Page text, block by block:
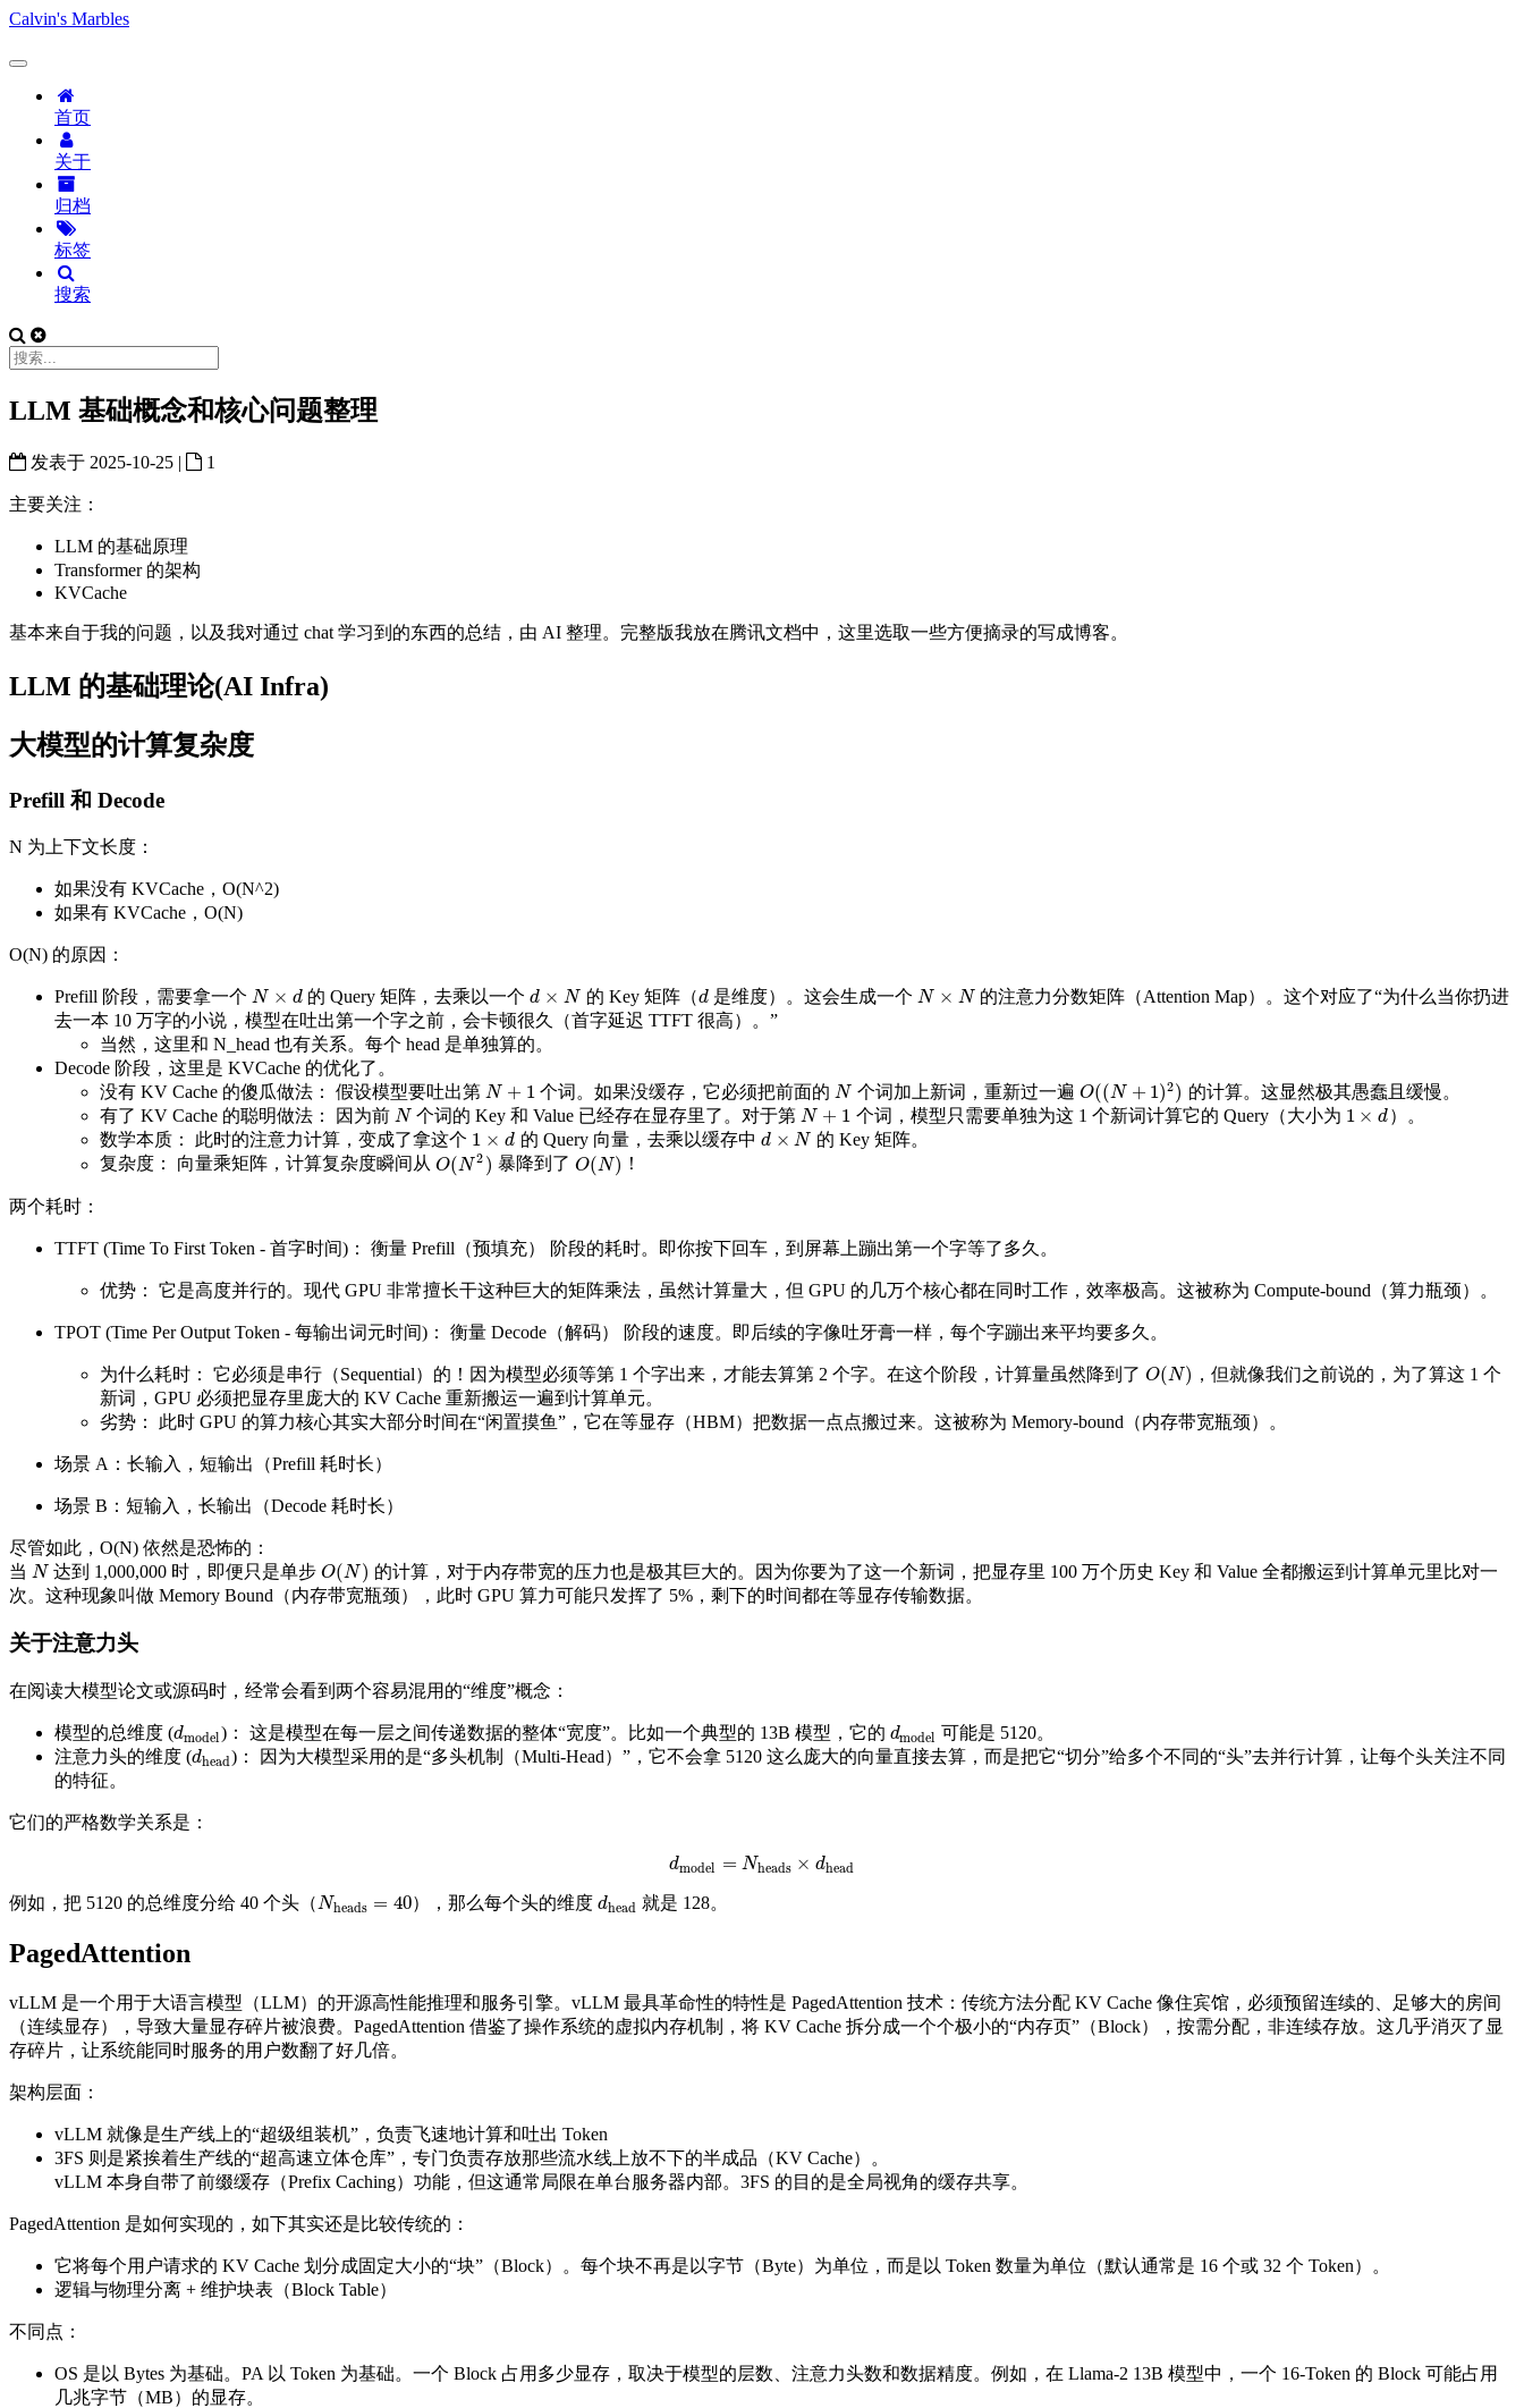
Calvin's Marbles
首页
关于
归档
标签
搜索
LLM 基础概念和核心问题整理
发表于 2025-10-25 | 1
主要关注：
LLM 的基础原理
Transformer 的架构
KVCache
基本来自于我的问题，以及我对通过 chat 学习到的东西的总结，由 AI 整理。完整版我放在腾讯文档中，这里选取一些方便摘录的写成博客。
LLM 的基础理论(AI Infra)
大模型的计算复杂度
Prefill 和 Decode
N 为上下文长度：
如果没有 KVCache，O(N^2)
如果有 KVCache，O(N)
O(N) 的原因：
Prefill 阶段，需要拿一个 N × d
N× d 的 Query 矩阵，去乘以一个d × N
d×N 的 Key 矩阵（d
d 是维度）。这会生成一个 N × N
N×N
的注意力分数矩阵（Attention Map）。这个对应了“为什么当你扔进
去一本 10 万字的小说，模型在吐出第一个字之前，会卡顿很久（首字延迟 TTFT 很高）。”
当然，这里和 N_head 也有关系。每个 head 是单独算的。
Decode 阶段，这里是 KVCache 的优化了。
没有 KV Cache 的傻瓜做法： 假设模型要吐出第 N + 1
N+1 个词。如果没缓存，它必须把前面的 N
N 个词加上新词，重新过一遍 O((N + 1)2)
O((N+ 1)2)
的计算。这显然极其愚蠢且缓慢。
有了 KV Cache 的聪明做法： 因为前 N
N 个词的 Key 和 Value 已经存在显存里了。对于第 N + 1
N+1 个词，模型只需要单独为这 1 个新词计算它的 Query（大小为 1 × d
1×d
）。
数学本质： 此时的注意力计算，变成了拿这个 1 × d
1 ×d 的 Query 向量，去乘以缓存中 d × N
d×N
的 Key 矩阵。
复杂度： 向量乘矩阵，计算复杂度瞬间从 O(N2 )
O(N2) 暴降到了 O(N)
O(N) ！
两个耗时：
TTFT (Time To First Token - 首字时间)： 衡量 Prefill（预填充） 阶段的耗时。即你按下回车，到屏幕上蹦出第一个字等了多久。
优势： 它是高度并行的。现代 GPU 非常擅长干这种巨大的矩阵乘法，虽然计算量大，但 GPU 的几万个核心都在同时工作，效率极高。这被称为 Compute-bound（算力瓶颈）。
TPOT (Time Per Output Token - 每输出词元时间)： 衡量 Decode（解码） 阶段的速度。即后续的字像吐牙膏一样，每个字蹦出来平均要多久。
为什么耗时： 它必须是串行（Sequential）的！因为模型必须等第 1 个字出来，才能去算第 2 个字。在这个阶段，计算量虽然降到了 O(N)
O(N)
，但就像我们之前说的，为了算这 1 个
新词，GPU 必须把显存里庞大的 KV Cache 重新搬运一遍到计算单元。
劣势： 此时 GPU 的算力核心其实大部分时间在“闲置摸鱼”，它在等显存（HBM）把数据一点点搬过来。这被称为 Memory-bound（内存带宽瓶颈）。
场景 A：长输入，短输出（Prefill 耗时长）
场景 B：短输入，长输出（Decode 耗时长）
尽管如此，O(N) 依然是恐怖的：
当 N
N 达到 1,000,000 时，即便只是单步O(N)
O(N)
的计算，对于内存带宽的压力也是极其巨大的。因为你要为了这一个新词，把显存里 100 万个历史 Key 和 Value 全都搬运到计算单元里比对一
次。这种现象叫做 Memory Bound（内存带宽瓶颈），此时 GPU 算力可能只发挥了 5%，剩下的时间都在等显存传输数据。
关于注意力头
在阅读大模型论文或源码时，经常会看到两个容易混用的“维度”概念：
模型的总维度 (dmodel
dmodel)： 这是模型在每一层之间传递数据的整体“宽度”。比如一个典型的 13B 模型，它的 dmodel
dmodel 可能是 5120。
注意力头的维度 (dhead
dhead)： 因为大模型采用的是“多头机制（Multi-Head）”，它不会拿 5120 这么庞大的向量直接去算，而是把它“切分”给多个不同的“头”去并行计算，让每个头关注不同
的特征。
它们的严格数学关系是：
dmodel = Nheads × dhead
dmodel= Nheads ×d head
例如，把 5120 的总维度分给 40 个头（Nheads = 40
Nheads =40 ），那么每个头的维度dhead
dhead 就是 128。
PagedAttention
vLLM 是一个用于大语言模型（LLM）的开源高性能推理和服务引擎。vLLM 最具革命性的特性是 PagedAttention 技术：传统方法分配 KV Cache 像住宾馆，必须预留连续的、足够大的房间
（连续显存），导致大量显存碎片被浪费。PagedAttention 借鉴了操作系统的虚拟内存机制，将 KV Cache 拆分成一个个极小的“内存页”（Block），按需分配，非连续存放。这几乎消灭了显
存碎片，让系统能同时服务的用户数翻了好几倍。
架构层面：
vLLM 就像是生产线上的“超级组装机”，负责飞速地计算和吐出 Token
3FS 则是紧挨着生产线的“超高速立体仓库”，专门负责存放那些流水线上放不下的半成品（KV Cache）。
vLLM 本身自带了前缀缓存（Prefix Caching）功能，但这通常局限在单台服务器内部。3FS 的目的是全局视角的缓存共享。
PagedAttention 是如何实现的，如下其实还是比较传统的：
它将每个用户请求的 KV Cache 划分成固定大小的“块”（Block）。每个块不再是以字节（Byte）为单位，而是以 Token 数量为单位（默认通常是 16 个或 32 个 Token）。
逻辑与物理分离 + 维护块表（Block Table）
不同点：
OS 是以 Bytes 为基础。PA 以 Token 为基础。一个 Block 占用多少显存，取决于模型的层数、注意力头数和数据精度。例如，在 Llama-2 13B 模型中，一个 16-Token 的 Block 可能占用
几兆字节（MB）的显存。